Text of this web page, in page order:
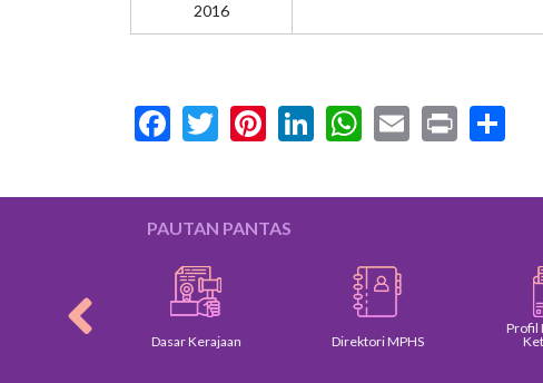
2016
Facebook
Twitter
Pinterest
LinkedIn
WhatsApp
Email
Print
PAUTAN PANTAS
Dasar Kerajaan Direktori MPHS
Profil Pengarah dan
Ketua Jabatan